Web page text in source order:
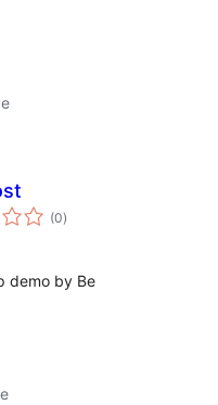
(0vlerësime
gjithsej
)
demo by Be